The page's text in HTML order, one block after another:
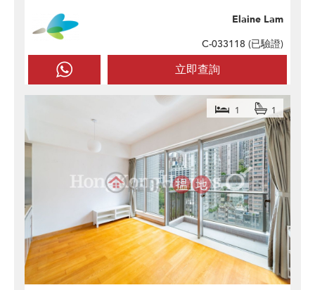
立即查詢
Elaine Lam
C-033118 (已驗證)
1 1